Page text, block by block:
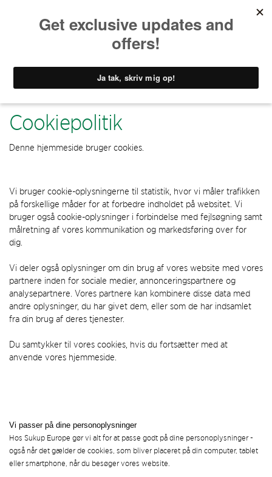
Cookiepolitik
Denne hjemmeside bruger cookies.
Vi bruger cookie-oplysningerne til statistik, hvor vi måler trafikken
på forskellige måder for at forbedre indholdet på websitet. Vi
bruger også cookie-oplysninger i forbindelse med fejlsøgning samt
målretning af vores kommunikation og markedsføring over for
dig.
Vi deler også oplysninger om din brug af vores website med vores
partnere inden for sociale medier, annonceringspartnere og
analysepartnere. Vores partnere kan kombinere disse data med
andre oplysninger, du har givet dem, eller som de har indsamlet
fra din brug af deres tjenester.
Du samtykker til vores cookies, hvis du fortsætter med at
anvende vores hjemmeside.
Vi passer på dine personoplysninger
Hos Sukup Europe gør vi alt for at passe godt på dine personoplysninger -
også når det gælder de cookies, som bliver placeret på din computer, tablet
eller smartphone, når du besøger vores website.